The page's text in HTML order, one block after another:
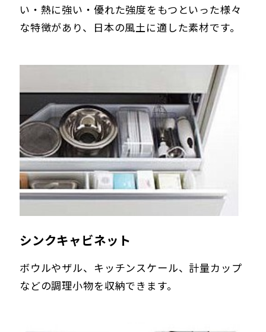
い・熱に強い・優れた強度をもつといった様々
な特徴があり、日本の風土に適した素材です。
シンクキャビネット
ボウルやザル、キッチンスケール、計量カップ
などの調理小物を収納できます。